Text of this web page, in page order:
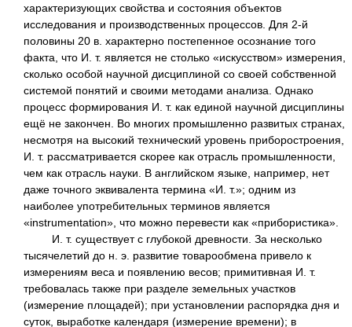
характеризующих свойства и состояния объектов
исследования и производственных процессов. Для 2-й
половины 20 в. характерно постепенное осознание того
факта, что И. т. является не столько «искусством» измерения,
сколько особой научной дисциплиной со своей собственной
системой понятий и своими методами анализа. Однако
процесс формирования И. т. как единой научной дисциплины
ещё не закончен. Во многих промышленно развитых странах,
несмотря на высокий технический уровень приборостроения,
И. т. рассматривается скорее как отрасль промышленности,
чем как отрасль науки. В английском языке, например, нет
даже точного эквивалента термина «И. т.»; одним из
наиболее употребительных терминов является
«instrumentation», что можно перевести как «прибористика».
И. т. существует с глубокой древности. За несколько
тысячелетий до н. э. развитие товарообмена привело к
измерениям веса и появлению весов; примитивная И. т.
требовалась также при разделе земельных участков
(измерение площадей); при установлении распорядка дня и
суток, выработке календаря (измерение времени); в